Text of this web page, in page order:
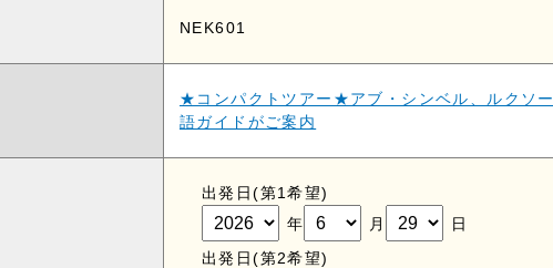
NEK601
★コンパクトツアー★アブ・シンベル、ルクソ
語ガイドがご案内
出発日(第1希望)
年
月
日
出発日(第2希望)